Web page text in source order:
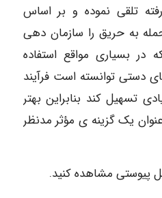
تلقی نموده و بر اساس
به حریق را سازمان دهی
در بسیاری مواقع استفاده
دستی توانسته است فرآیند
تسهیل کند بنابراین بهتر
یک گزینه ی مؤثر مدنظر
پیوستی مشاهده کنید.